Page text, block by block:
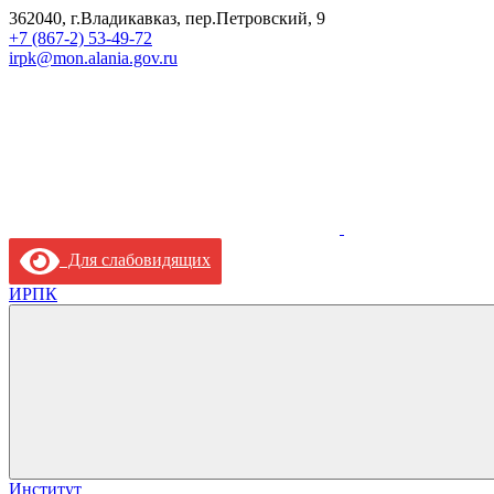
362040, г.Владикавказ, пер.Петровский, 9
+7 (867-2) 53-49-72
irpk@mon.alania.gov.ru
Для слабовидящих
ИРПК
Институт